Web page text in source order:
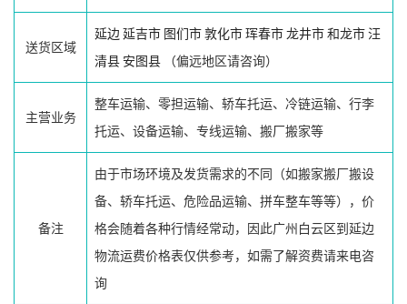
送货区域
延边 延吉市 图们市敦化市珲春市龙井市和龙市汪
清县 安图县 （偏远地区请咨询）
主营业务
整车运输、零担运输、轿车托运、冷链运输、行李
托运、设备运输、专线运输、搬厂搬家等
备注
由于市场环境及发货需求的不同（如搬家搬厂搬设
备、轿车托运、危险品运输、拼车整车等等），价
格会随着各种行情经常动，因此广州白云区到延边
物流运费价格表仅供参考，如需了解资费请来电咨
询